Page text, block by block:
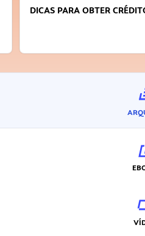
DICAS PARA OBTER